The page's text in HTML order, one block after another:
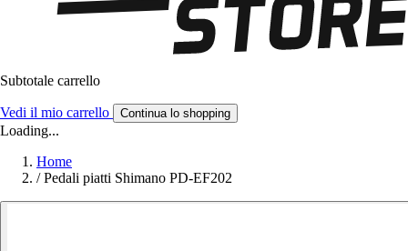
Subtotale carrello
Vedi il mio carrello Continua lo shopping
Loading...
Home
/ Pedali piatti Shimano PD-EF202